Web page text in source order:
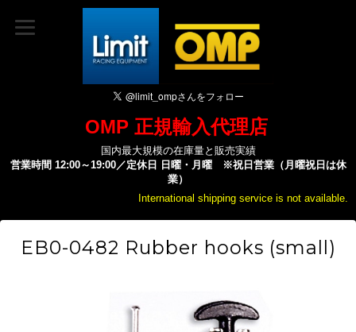
OMP 正規輸入代理店
国内最大規模の在庫量と販売実績
営業時間 12:00～19:00／定休日 日曜・月曜 ※祝日営業（月曜祝日は休
業）
International shipping service is not available.
EB0-0482 Rubber hooks (small)